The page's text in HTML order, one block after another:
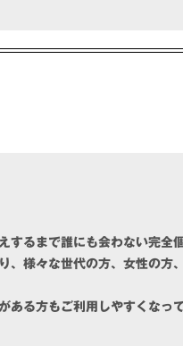
するまで誰にも会わない完全
、様々な世代の方、女性の
る方もご利用しやすくなって